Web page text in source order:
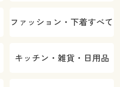
ファッション・下着すべて
キッチン・雑貨・日用品